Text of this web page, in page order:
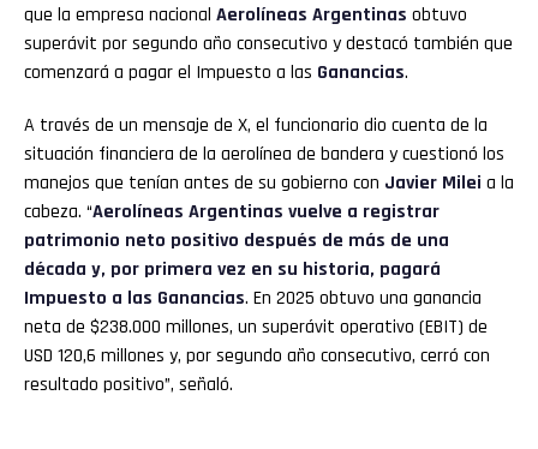
que la empresa nacional Aerolíneas Argentinas obtuvo
superávit por segundo año consecutivo y destacó también que
comenzará a pagar el Impuesto a las Ganancias.
A través de un mensaje de X, el funcionario dio cuenta de la
situación financiera de la aerolínea de bandera y cuestionó los
manejos que tenían antes de su gobierno con Javier Milei a la
cabeza. “Aerolíneas Argentinas vuelve a registrar
patrimonio neto positivo después de más de una
década y, por primera vez en su historia, pagará
Impuesto a las Ganancias. En 2025 obtuvo una ganancia
neta de $238.000 millones, un superávit operativo (EBIT) de
USD 120,6 millones y, por segundo año consecutivo, cerró con
resultado positivo”, señaló.